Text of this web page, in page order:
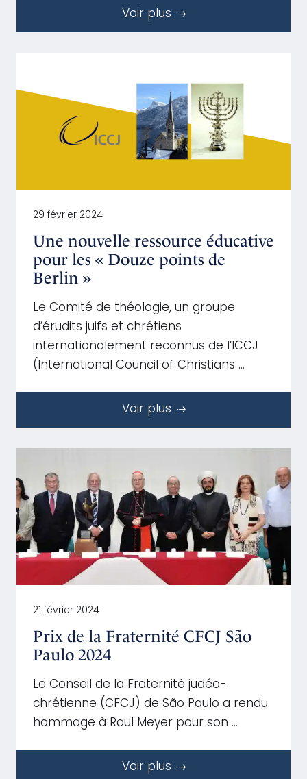
Voir plus
29 février 2024
Une nouvelle ressource éducative
pour les « Douze points de
Berlin »
Le Comité de théologie, un groupe
d’érudits juifs et chrétiens
internationalement reconnus de l’ICCJ
(International Council of Christians …
Voir plus
21 février 2024
Prix de la Fraternité CFCJ São
Paulo 2024
Le Conseil de la Fraternité judéo-
chrétienne (CFCJ) de São Paulo a rendu
hommage à Raul Meyer pour son …
Voir plus